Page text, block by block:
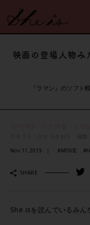
映画の登場人物み
『ラマン』のソフト
Nov 11.2019 #MOVIE
SHARE
She isを読んでいるみん